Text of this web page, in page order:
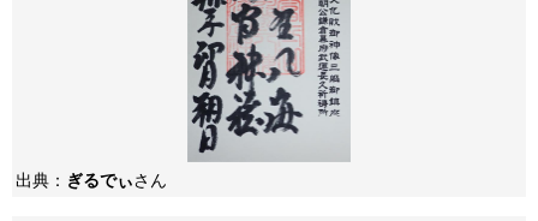
出典： ぎるでぃさん